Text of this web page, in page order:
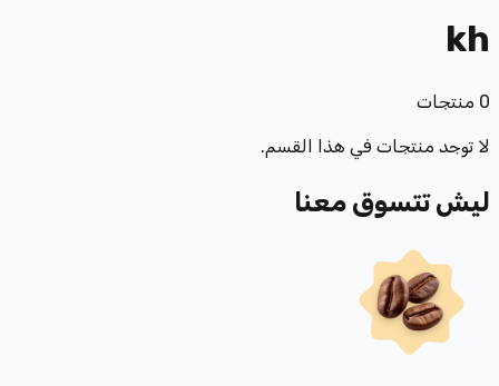
kh
0 منتجات
لا توجد منتجات في هذا القسم.
ليش تتسوق معنا